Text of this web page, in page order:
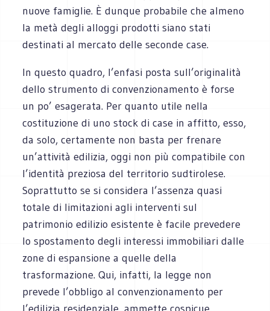
nuove famiglie. È dunque probabile che almeno
la metà degli alloggi prodotti siano stati
destinati al mercato delle seconde case.
In questo quadro, l’enfasi posta sull’originalità
dello strumento di convenzionamento è forse
un po’ esagerata. Per quanto utile nella
costituzione di uno stock di case in affitto, esso,
da solo, certamente non basta per frenare
un’attività edilizia, oggi non più compatibile con
l’identità preziosa del territorio sudtirolese.
Soprattutto se si considera l’assenza quasi
totale di limitazioni agli interventi sul
patrimonio edilizio esistente è facile prevedere
lo spostamento degli interessi immobiliari dalle
zone di espansione a quelle della
trasformazione. Qui, infatti, la legge non
prevede l’obbligo al convenzionamento per